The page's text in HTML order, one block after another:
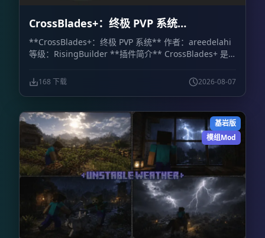
CrossBlades+：终极 PVP 系统
CrossBlades+: Ultimate PVP System
**CrossBlades+：终极 PVP 系统** 作者：areedelahi
等级：RisingBuilder **插件简介** CrossBlades+ 是
技场决斗系统。玩家可以通过可视化箱子界面挑战好友、
预览套装，并立即参加 1v1 单挑或最多 5v5 的团队决
了更直观的操作方式。管理员只需设置竞技场位置，插件
就会自动处理排队、匹配、传送、地图重置和战后物品恢
复。 **主要功能** - **可视化箱子菜单：** 通过库存
式界面选择游戏模式和套装，不需要记忆复杂命令。 -
**快捷菜单物品：** 使用命令获得菜单物品，可快速打
开主决斗菜单、挑战菜单和团队菜单。 - **公平排队与
团队模式：** 支持经典 1v1，也支持 2v2、3v3、4v4 和
5v5 团队决斗。人数达到要求后，系统会自动完成匹配并
将玩家传送至竞技场。 - **多竞技场与自动重置：** 每
种套装最多可配置 10 个竞技场，让多场决斗同时进行。
比赛结束后，系统会自动恢复竞技场地形，重置范围上限
168 下载 2026-08-07
基岩版
模组Mod